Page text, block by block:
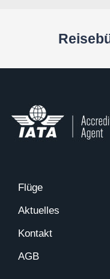
Flüge
Aktuelles
Kontakt
AGB